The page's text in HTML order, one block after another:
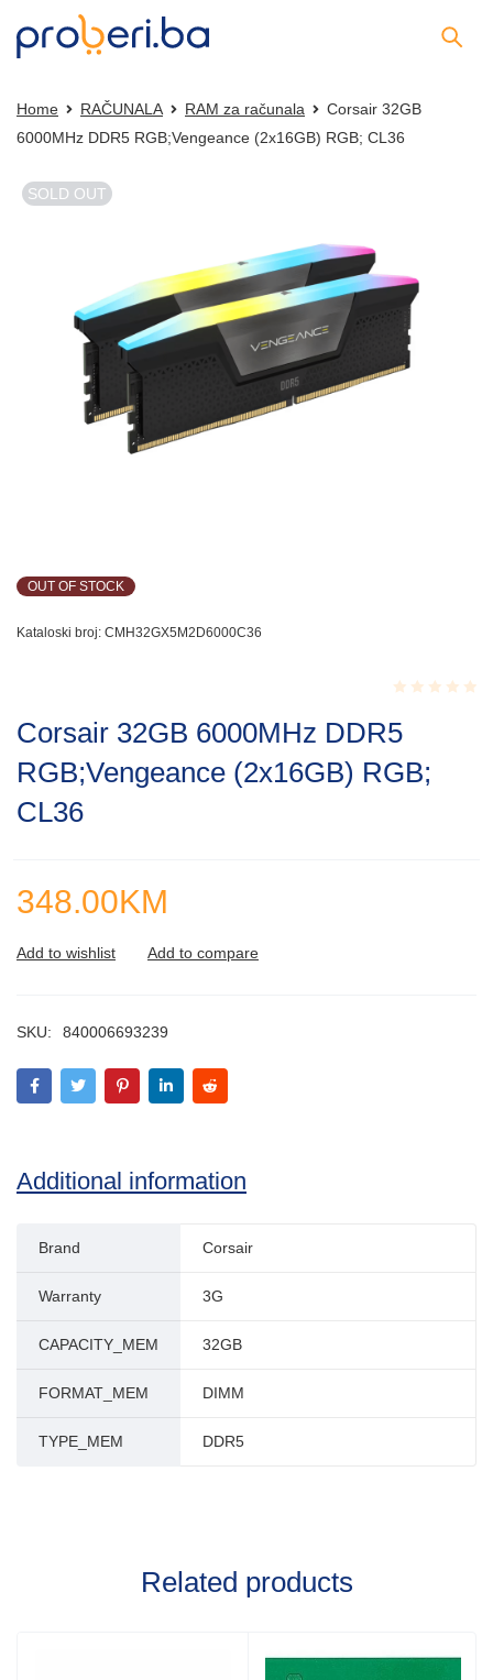
Home RAČUNALA RAM za računala
Corsair 32GB
6000MHz DDR5 RGB;Vengeance (2x16GB) RGB; CL36
SOLD OUT
OUT OF STOCK
Kataloski broj: CMH32GX5M2D6000C36
0.001
of
5
Corsair 32GB 6000MHz DDR5
RGB;Vengeance (2x16GB) RGB;
CL36
348.00KM
SKU: 840006693239
Additional information
Brand Corsair
Warranty 3G
CAPACITY_MEM 32GB
FORMAT_MEM DIMM
TYPE_MEM DDR5
Related products